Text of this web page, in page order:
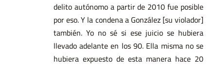
delito autónomo a partir de 2010 fue posible
por eso. Y la condena a González [su violador]
también. Yo no sé si ese juicio se hubiera
llevado adelante en los 90. Ella misma no se
hubiera expuesto de esta manera hace 20